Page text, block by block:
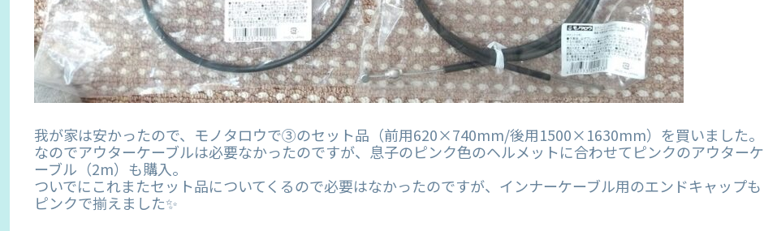
我が家は安かったので、モノタロウで③のセット品（前用620×740mm/後用1500×1630mm）を買いました。
なのでアウターケーブルは必要なかったのですが、息子のピンク色のヘルメットに合わせてピンクのアウターケ
ーブル（2m）も購入。
ついでにこれまたセット品についてくるので必要はなかったのですが、インナーケーブル用のエンドキャップも
ピンクで揃えました✨